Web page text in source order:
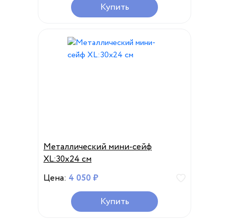
Купить
Металлический мини-сейф
XL:30x24 см
Цена: 4 050 ₽
Купить